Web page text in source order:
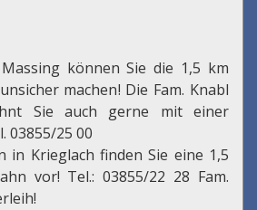
können Sie die 1,5 km
machen! Die Fam. Knabl
Sie auch gerne mit einer
03855/25 00
in Krieglach finden Sie eine 1,5
vor! Tel.: 03855/22 28 Fam.